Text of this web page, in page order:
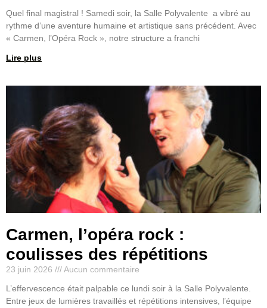
Quel final magistral ! Samedi soir, la Salle Polyvalente a vibré au
rythme d’une aventure humaine et artistique sans précédent. Avec
« Carmen, l’Opéra Rock », notre structure a franchi
Lire plus
Carmen, l’opéra rock :
coulisses des répétitions
23 juin 2026
Aucun commentaire
L’effervescence était palpable ce lundi soir à la Salle Polyvalente.
Entre jeux de lumières travaillés et répétitions intensives, l’équipe